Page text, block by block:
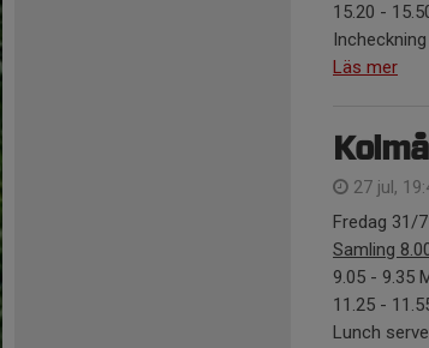
15.20 -
Läs mer
27 jul,
Fredag 31/7
Samling
9.05 - 9.35
11.25 -
Lunch